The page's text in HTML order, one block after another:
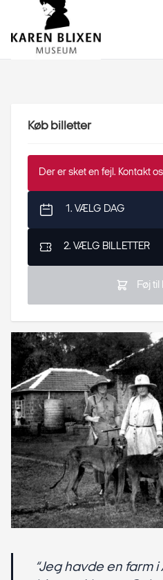
“Jeg havde en farm
Køb billetter
Der er sket en fejl. Kontakt
1. VÆLG DAG
2. VÆLG BILLETTER
Føj